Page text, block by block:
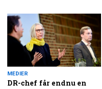
MEDIER
DR-chef får endnu en